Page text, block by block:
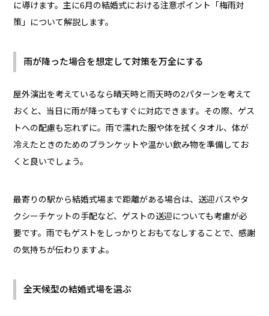
に導けます。主に6月の結婚式における注意ポイント「梅雨対
策」について解説します。
雨が降った場合を想定して対策を万全にする
屋外演出を考えているなら晴天時と雨天時の2パターンを考えて
おくと、当日に雨が降ってもすぐに対応できます。その際、ゲス
トへの配慮も忘れずに。雨で濡れた服や体を拭くタオル、体が
冷えたときのためのブランケットや温かい飲み物を準備してお
くと良いでしょう。
最寄りの駅から結婚式場まで距離がある場合は、送迎バスやタ
クシーチケットの手配など、ゲストの送迎についても考慮が必
要です。雨でもゲストをしっかりとおもてなしすることで、感謝
の気持ちが伝わりますよ。
全天候型の結婚式場を選ぶ